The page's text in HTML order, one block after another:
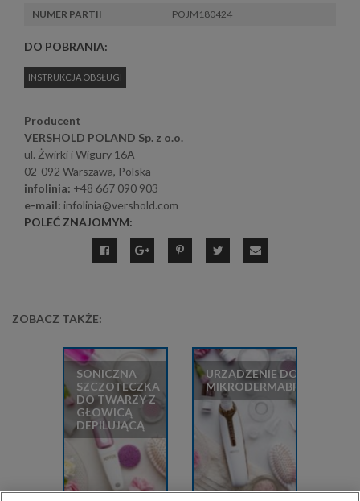
NUMER PARTII POJM180424
DO POBRANIA:
INSTRUKCJA OBSŁUGI
Producent
VERSHOLD POLAND Sp. z o.o.
ul. Żwirki i Wigury 16A
02-092 Warszawa, Polska
infolinia: +48 667 090 903
e-mail: infolinia@vershold.com
POLEĆ ZNAJOMYM:
ZOBACZ TAKŻE:
SONICZNA
SZCZOTECZKA
DO TWARZY Z
GŁOWICĄ
DEPILUJĄCĄ
URZĄDZENIE DO
MIKRODERMABRAZJI